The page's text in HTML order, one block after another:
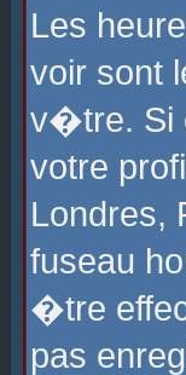
Les
voir sont
v�tre. Si
votre
Londres,
fuseau
�tre
pas